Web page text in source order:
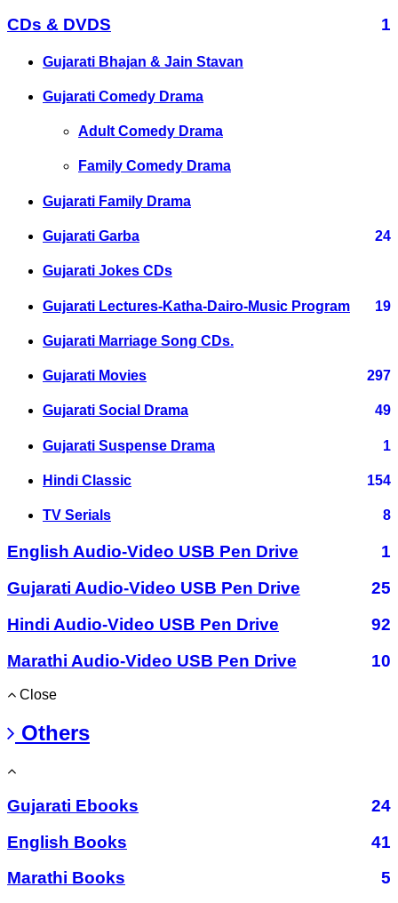
CDs & DVDS 1
Gujarati Bhajan & Jain Stavan
Gujarati Comedy Drama
Adult Comedy Drama
Family Comedy Drama
Gujarati Family Drama
Gujarati Garba 24
Gujarati Jokes CDs
Gujarati Lectures-Katha-Dairo-Music Program 19
Gujarati Marriage Song CDs.
Gujarati Movies 297
Gujarati Social Drama 49
Gujarati Suspense Drama 1
Hindi Classic 154
TV Serials 8
English Audio-Video USB Pen Drive
1
Gujarati Audio-Video USB Pen Drive
25
Hindi Audio-Video USB Pen Drive
92
Marathi Audio-Video USB Pen Drive
10
Close
Others
Gujarati Ebooks
24
English Books
41
Marathi Books
5